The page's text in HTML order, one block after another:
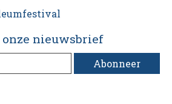
onze nieuwsbrief
Abonneer